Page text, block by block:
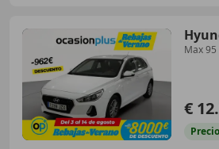
Max 95
€
Precio